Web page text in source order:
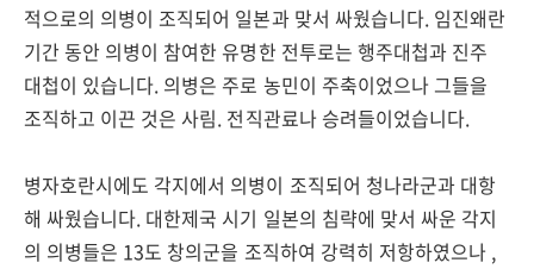
적으로의 의병이 조직되어 일본과 맞서 싸웠습니다. 임진왜란
기간 동안 의병이 참여한 유명한 전투로는 행주대첩과 진주
대첩이 있습니다. 의병은 주로 농민이 주축이었으나 그들을
조직하고 이끈 것은 사림. 전직관료나 승려들이었습니다.
병자호란시에도 각지에서 의병이 조직되어 청나라군과 대항
해 싸웠습니다. 대한제국 시기 일본의 침략에 맞서 싸운 각지
의 의병들은 13도 창의군을 조직하여 강력히 저항하였으나 ,